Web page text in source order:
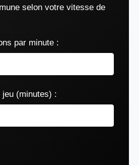
selon votre vitesse de
par minute :
jeu (minutes) :